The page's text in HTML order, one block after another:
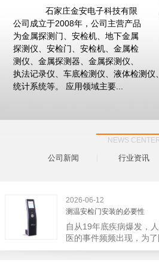
石家庄金安电子科技有限
公司成立于2008年，公司主营产品
为金属探测门、安检机、地下金属
探测仪、安检门、安检机、金属检
测仪、金属探测器、金属探测仪、
执法记录仪、车底检测仪、液体检测
统计系统等。 应用领域主要...
NEWS
公司新闻 行业资讯
2026-06-12
测温安检门安装的必要性
自从19年底疾病爆发，
医的事件频频出现，为
日，广西南宁市卫建委